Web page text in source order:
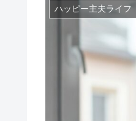
ハッピー主夫ライフ